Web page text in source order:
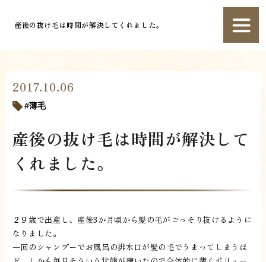
産後の抜け毛は時間が解決してくれました。
2017.10.06
薄毛
産後の抜け毛は時間が解決して
くれました。
２９歳で出産し、産後3か月頃から髪の毛がごっそり抜けるように
なりました。
一回のシャンプーでお風呂の排水口が髪の毛でうまってしまうほ